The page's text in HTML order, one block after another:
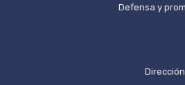
Defensa y